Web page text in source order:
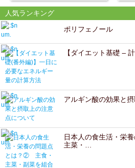
人気ランキング
ポリフェノール
【ダイエット基礎 –
アルギン酸の効果と
日本人の食生活・栄
主菜・…